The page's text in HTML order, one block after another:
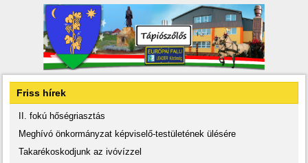
Friss hírek
II. fokú hőségriasztás
Meghívó önkormányzat képviselő-testületének ülésére
Takarékoskodjunk az ivóvízzel